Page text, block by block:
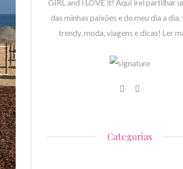
GIRL and i LOVE it! Aqui irei partilhar
das minhas paixões e do meu dia a dia.
trendy, moda, viagens e dicas! Ler
Categorias